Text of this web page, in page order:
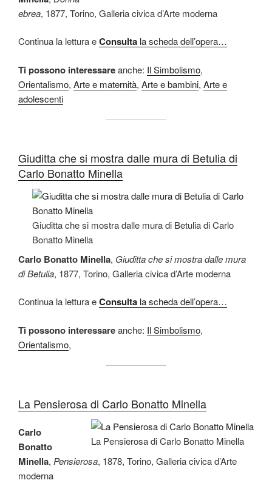
ebrea, 1877, Torino, Galleria civica d’Arte moderna
Continua la lettura eConsulta la scheda dell’opera…
Ti possono interessareanche: Il Simbolismo,
Orientalismo, Arte e maternità, Arte e bambini, Arte e
adolescenti
Giuditta che si mostra dalle mura di Betulia di
Carlo Bonatto Minella
Giuditta che si mostra dalle mura di Betulia di Carlo
Bonatto Minella
Carlo Bonatto Minella, Giuditta che si mostra dalle mura
di Betulia, 1877, Torino, Galleria civica d’Arte moderna
Continua la lettura eConsulta la scheda dell’opera…
Ti possono interessareanche: Il Simbolismo,
Orientalismo,
La Pensierosa di Carlo Bonatto Minella
La Pensierosa di Carlo Bonatto Minella
Carlo
Bonatto
Minella, Pensierosa, 1878, Torino, Galleria civica d’Arte
moderna